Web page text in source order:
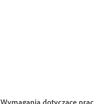
Wymagania dotyczące prac